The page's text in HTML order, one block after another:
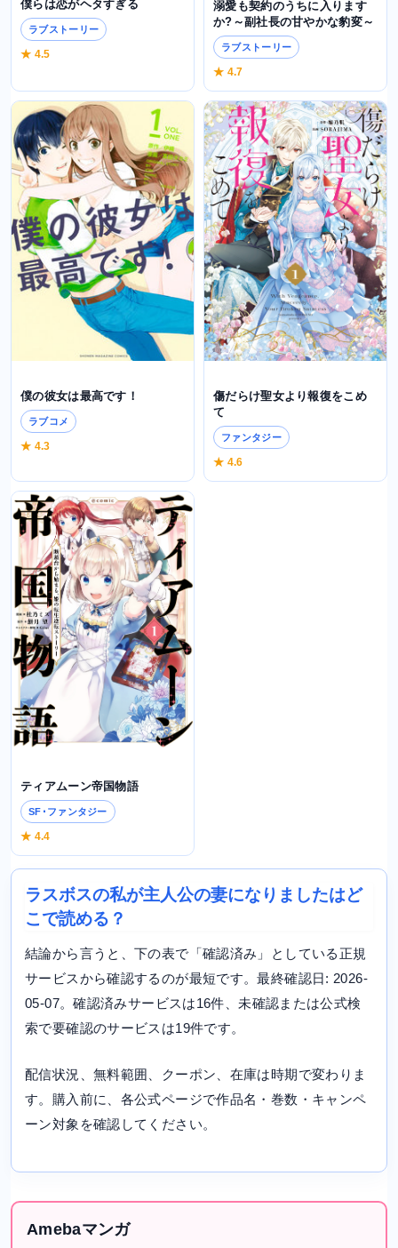
僕らは恋がヘタすぎる
ラブストーリー
★ 4.5
溺愛も契約のうちに入ります
か?～副社長の甘やかな豹変～
ラブストーリー
★ 4.7
僕の彼女は最高です！
ラブコメ
★ 4.3
傷だらけ聖女より報復をこめ
て
ファンタジー
★ 4.6
ティアムーン帝国物語
SF･ファンタジー
★ 4.4
ラスボスの私が主人公の妻になりましたはど
こで読める？
結論から言うと、下の表で「確認済み」としている正規
サービスから確認するのが最短です。最終確認日: 2026-
05-07。確認済みサービスは16件、未確認または公式検
索で要確認のサービスは19件です。
配信状況、無料範囲、クーポン、在庫は時期で変わりま
す。購入前に、各公式ページで作品名・巻数・キャンペ
ーン対象を確認してください。
Amebaマンガ